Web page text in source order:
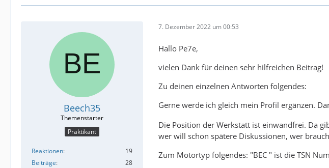
Beech35
Praktikant
Reaktionen
19
Beiträge
28
7. Dezember 2022 um 00:53
Hallo Pe7e,
vielen Dank für deinen sehr hilfreichen Beitrag!
Zu deinen einzelnen Antworten folgendes:
Gerne werde ich gleich mein Profil ergänzen.
Die Position der Werkstatt ist einwandfrei. Da
wer will schon spätere Diskussionen, wer
Zum Motortyp folgendes: "BEC " ist die TSN